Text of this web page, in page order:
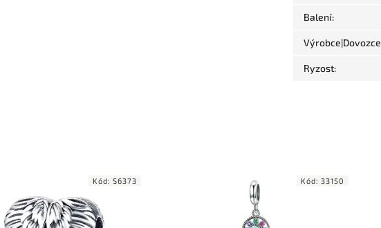
Balení:
Výrobce|Dovozce
Ryzost:
Kód: S6373 Kód: 33150